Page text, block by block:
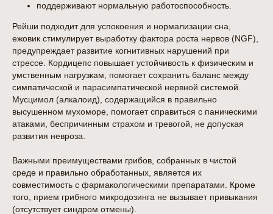
поддерживают нормальную работоспособность.
Рейши подходит для успокоения и нормализации сна,
ежовик стимулирует выработку фактора роста нервов (NGF),
предупреждает развитие когнитивных нарушений при
стрессе. Кордицепс повышает устойчивость к физическим и
умственным нагрузкам, помогает сохранить баланс между
симпатической и парасимпатической нервной системой.
Мусцимол (алкалоид), содержащийся в правильно
высушенном мухоморе, помогает справиться с паническими
атаками, беспричинным страхом и тревогой, не допуская
развития невроза.
Важными преимуществами грибов, собранных в чистой
среде и правильно обработанных, является их
совместимость с фармакологическими препаратами. Кроме
того, прием грибного микродозинга не вызывает привыкания
(отсутствует синдром отмены).